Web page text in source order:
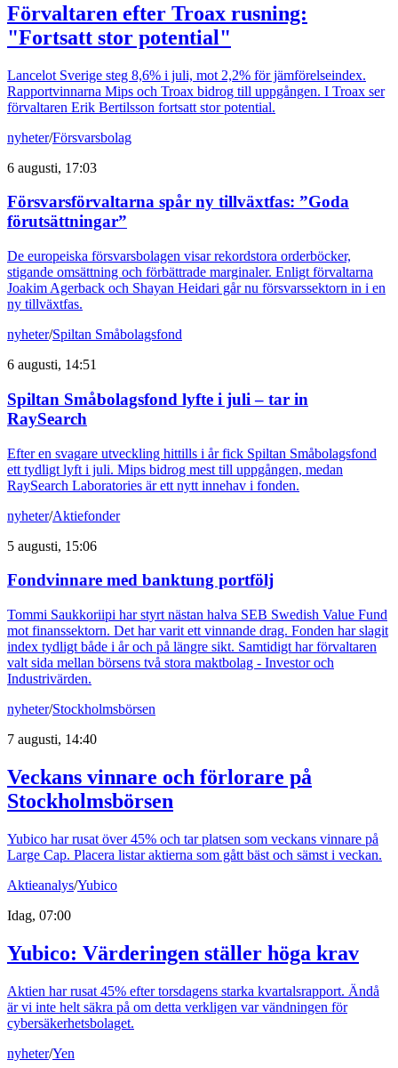
Förvaltaren efter Troax rusning:
"Fortsatt stor potential"
Lancelot Sverige steg 8,6% i juli, mot 2,2% för jämförelseindex.
Rapportvinnarna Mips och Troax bidrog till uppgången. I Troax ser
förvaltaren Erik Bertilsson fortsatt stor potential.
nyheter/Försvarsbolag
6 augusti, 17:03
Försvarsförvaltarna spår ny tillväxtfas: ”Goda
förutsättningar”
De europeiska försvarsbolagen visar rekordstora orderböcker,
stigande omsättning och förbättrade marginaler. Enligt förvaltarna
Joakim Agerback och Shayan Heidari går nu försvarssektorn in i en
ny tillväxtfas.
nyheter/Spiltan Småbolagsfond
6 augusti, 14:51
Spiltan Småbolagsfond lyfte i juli – tar in
RaySearch
Efter en svagare utveckling hittills i år fick Spiltan Småbolagsfond
ett tydligt lyft i juli. Mips bidrog mest till uppgången, medan
RaySearch Laboratories är ett nytt innehav i fonden.
nyheter/Aktiefonder
5 augusti, 15:06
Fondvinnare med banktung portfölj
Tommi Saukkoriipi har styrt nästan halva SEB Swedish Value Fund
mot finanssektorn. Det har varit ett vinnande drag. Fonden har slagit
index tydligt både i år och på längre sikt. Samtidigt har förvaltaren
valt sida mellan börsens två stora maktbolag - Investor och
Industrivärden.
nyheter/Stockholmsbörsen
7 augusti, 14:40
Veckans vinnare och förlorare på
Stockholmsbörsen
Yubico har rusat över 45% och tar platsen som veckans vinnare på
Large Cap. Placera listar aktierna som gått bäst och sämst i veckan.
Aktieanalys/Yubico
Idag, 07:00
Yubico: Värderingen ställer höga krav
Aktien har rusat 45% efter torsdagens starka kvartalsrapport. Ändå
är vi inte helt säkra på om detta verkligen var vändningen för
cybersäkerhetsbolaget.
nyheter/Yen